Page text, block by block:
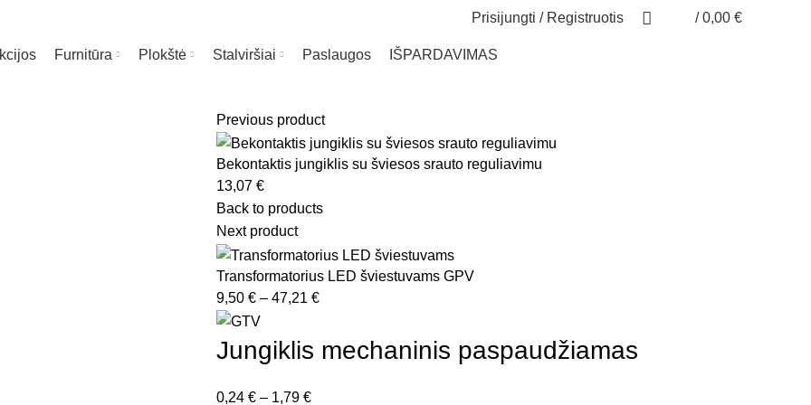
Prisijungti / Registruotis / 0,00 €
Furnitūra Plokštė Stalviršiai Paslaugos IŠPARDAVIMAS
Previous product
Bekontaktis jungiklis su šviesos srauto reguliavimu
13,07 €
Back to products
Next product
Transformatorius LED šviestuvams GPV
9,50 € – 47,21 €Price
9,50 €
Jungiklis mechaninis paspaudžiamas
0,24 € – 1,79 €Price